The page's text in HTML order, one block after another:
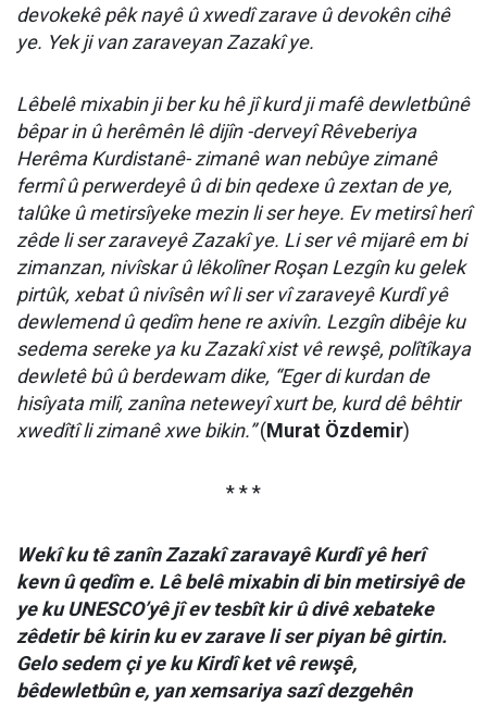
devokekê pêk nayê û xwedî zarave û devokên cihê
ye. Yek ji van zaraveyan Zazakî ye.
Lêbelê mixabin ji ber ku hê jî kurd ji mafê dewletbûnê
bêpar in û herêmên lê dijîn -derveyî Rêveberiya
Herêma Kurdistanê- zimanê wan nebûye zimanê
fermî û perwerdeyê û di bin qedexe û zextan de ye,
talûke û metirsîyeke mezin li ser heye. Ev metirsî herî
zêde li ser zaraveyê Zazakî ye. Li ser vê mijarê em bi
zimanzan, nivîskar û lêkolîner Roşan Lezgîn ku gelek
pirtûk, xebat û nivîsên wî li ser vî zaraveyê Kurdî yê
dewlemend û qedîm hene re axivîn. Lezgîn dibêje ku
sedema sereke ya ku Zazakî xist vê rewşê, polîtîkaya
dewletê bû û berdewam dike, “Eger di kurdan de
hisîyata milî, zanîna neteweyî xurt be, kurd dê bêhtir
xwedîtî li zimanê xwe bikin.”(Murat Özdemir)
* * *
Wekî ku tê zanîn Zazakî zaravayê Kurdî yê herî
kevn û qedîm e. Lê belê mixabin di bin metirsiyê de
ye ku UNESCO’yê jî ev tesbît kir û divê xebateke
zêdetir bê kirin ku ev zarave li ser piyan bê girtin.
Gelo sedem çi ye ku Kirdî ket vê rewşê,
bêdewletbûn e, yan xemsariya sazî dezgehên